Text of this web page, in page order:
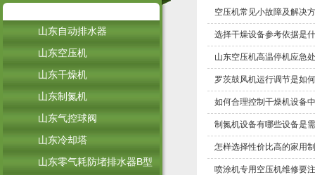
山东自动排水器
山东空压机
山东干燥机
山东制氮机
山东气控球阀
山东冷却塔
山东零气耗防堵排水器B型
空压机常见小故障及解决
选择干燥设备参考依据是
山东空压机高温停机应急
罗茨鼓风机运行调节是如
如何合理控制干燥机设备
制氮机设备有哪些设备是
怎样选择性价比高的家用
喷涂机专用空压机维修要